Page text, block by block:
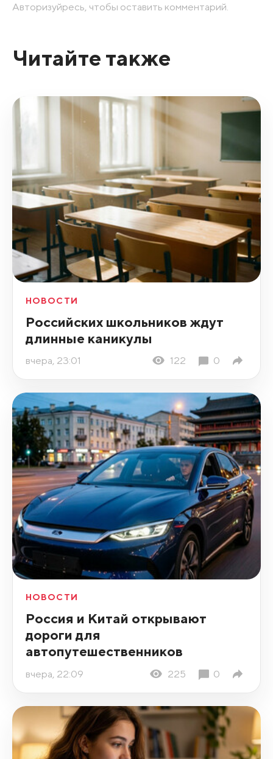
Авторизуйресь, чтобы оставить комментарий.
Читайте также
НОВОСТИ
Российских школьников ждут
длинные каникулы
вчера, 23:01 122 0
НОВОСТИ
Россия и Китай открывают
дороги для
автопутешественников
вчера, 22:09 225 0